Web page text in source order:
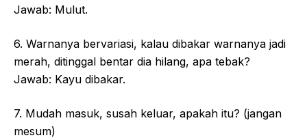
Jawab: Mulut.
6. Warnanya bervariasi, kalau dibakar warnanya jadi
merah, ditinggal bentar dia hilang, apa tebak?
Jawab: Kayu dibakar.
7. Mudah masuk, susah keluar, apakah itu? (jangan
mesum)